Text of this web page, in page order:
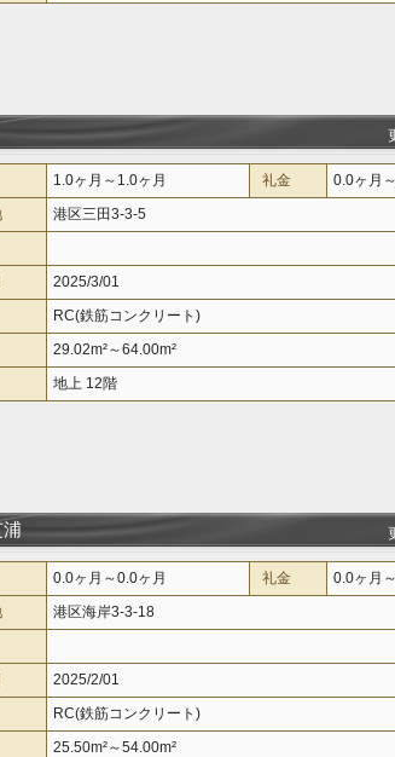
1.0ヶ月～1.0ヶ月 礼金
0.0ヶ月
港区三田3-3-5
2025/3/01
RC(鉄筋コンクリート)
29.02m²～64.00m²
地上 12階
浦
0.0ヶ月～0.0ヶ月 礼金
0.0ヶ月
港区海岸3-3-18
2025/2/01
RC(鉄筋コンクリート)
25.50m²～54.00m²